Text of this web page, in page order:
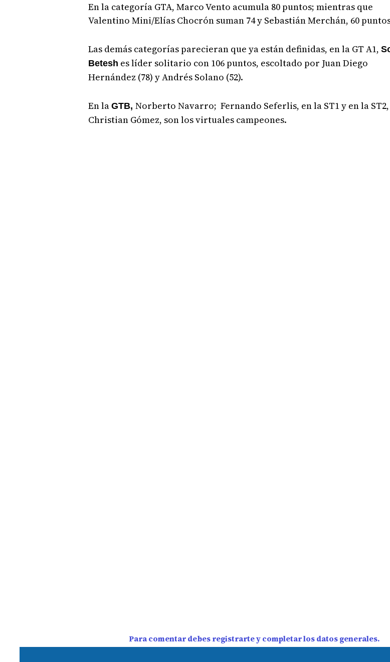
En la categoría GTA, Marco Vento acumula 80 puntos; mientras que
Valentino Mini/Elías Chocrón suman 74 y Sebastián Merchán, 60
Las demás categorías parecieran que ya están definidas, en la GT A1,
Betesh es líder solitario con 106 puntos, escoltado por Juan Diego
Hernández (78) y Andrés Solano (52).
En la GTB, Norberto Navarro; Fernando Seferlis, en la ST1 y en la ST2,
Christian Gómez, son los virtuales campeones.
Para comentar debes registrarte y completar los datos generales.